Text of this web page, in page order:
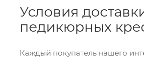
Условия
педикюрных
Каждый покупатель нашего